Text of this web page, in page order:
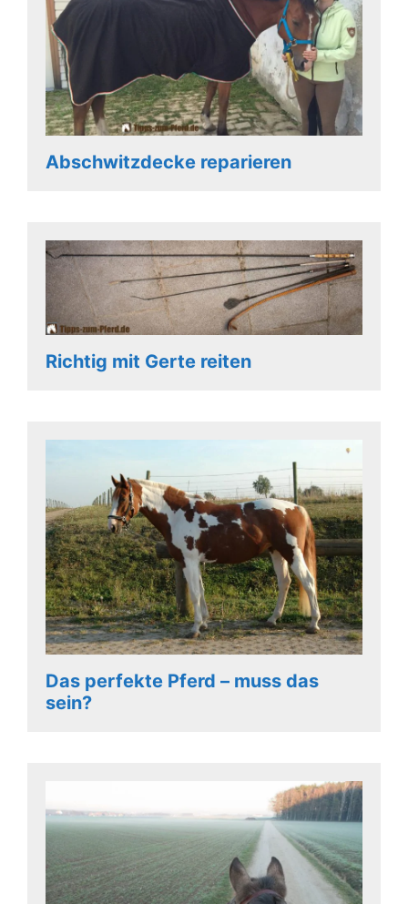
Abschwitzdecke reparieren
Richtig mit Gerte reiten
Das perfekte Pferd – muss das
sein?